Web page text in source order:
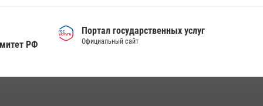
деятельности вневедомственной охраны
15 июля 2026, 04:12 3
РФ
Портал государственных услуг
Официальный сайт